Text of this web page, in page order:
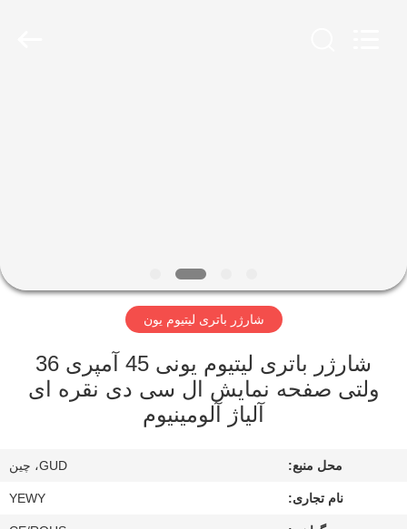
های
شارژر باتری لیتیوم یون
شارژر باتری لیتیوم یونی 45 آمپری 36
ولتی صفحه نمایش ال سی دی نقره ای
آلیاژ آلومینیوم
محل منبع: GUD، چین
نام تجاری: YEWY